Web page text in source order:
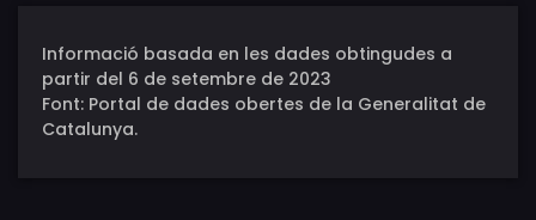
Informació basada en les dades obtingudes a
partir del 6 de setembre de 2023
Font: Portal de dades obertes de la Generalitat de
Catalunya.